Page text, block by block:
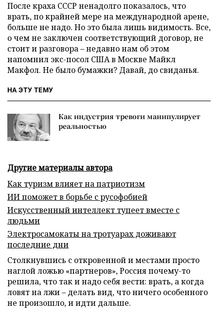
После краха СССР ненадолго показалось, что
врать, по крайней мере на международной арене,
больше не надо. Но это была лишь видимость. Все,
о чем не заключен соответствующий договор, не
стоит и разговора – недавно нам об этом
напомнил экс-посол США в Москве Майкл
Макфол. Не было бумажки? Давай, до свиданья.
НА ЭТУ ТЕМУ
Как индустрия тревоги манипулирует
реальностью
Другие материалы автора
Как туризм влияет на патриотизм
ИИ поможет в борьбе с русофобией
Искусственный интеллект тупеет вместе с
людьми
Электросамокаты на тротуарах доживают
последние дни
Столкнувшись с откровенной и местами просто
наглой ложью «партнеров», Россия почему-то
решила, что так и надо себя вести: врать, а когда
ловят на лжи – делать вид, что ничего особенного
не произошло, и идти дальше.